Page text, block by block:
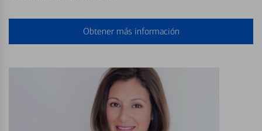
Obtener más información